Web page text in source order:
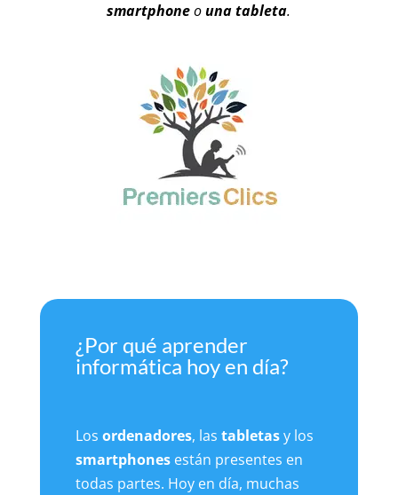
smartphoneouna tableta.
¿Por qué aprender
informática hoy en día?
Los ordenadores, las tabletasy los
smartphonesestán presentes en
todas partes. Hoy en día, muchas